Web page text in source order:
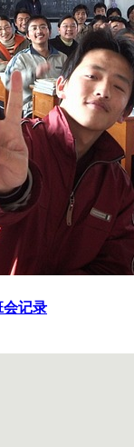
会记录